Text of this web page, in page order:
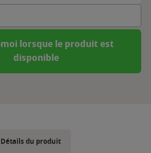
moi lorsque le produit est
disponible
Détails du produit